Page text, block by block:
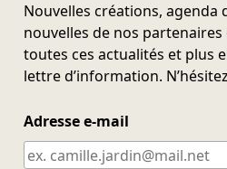
Nouvelles créations, agenda
nouvelles de nos
toutes ces actualités et plus
lettre d’information.
Adresse e-mail